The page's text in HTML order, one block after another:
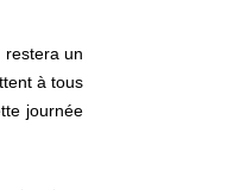
restera un
à tous
journée